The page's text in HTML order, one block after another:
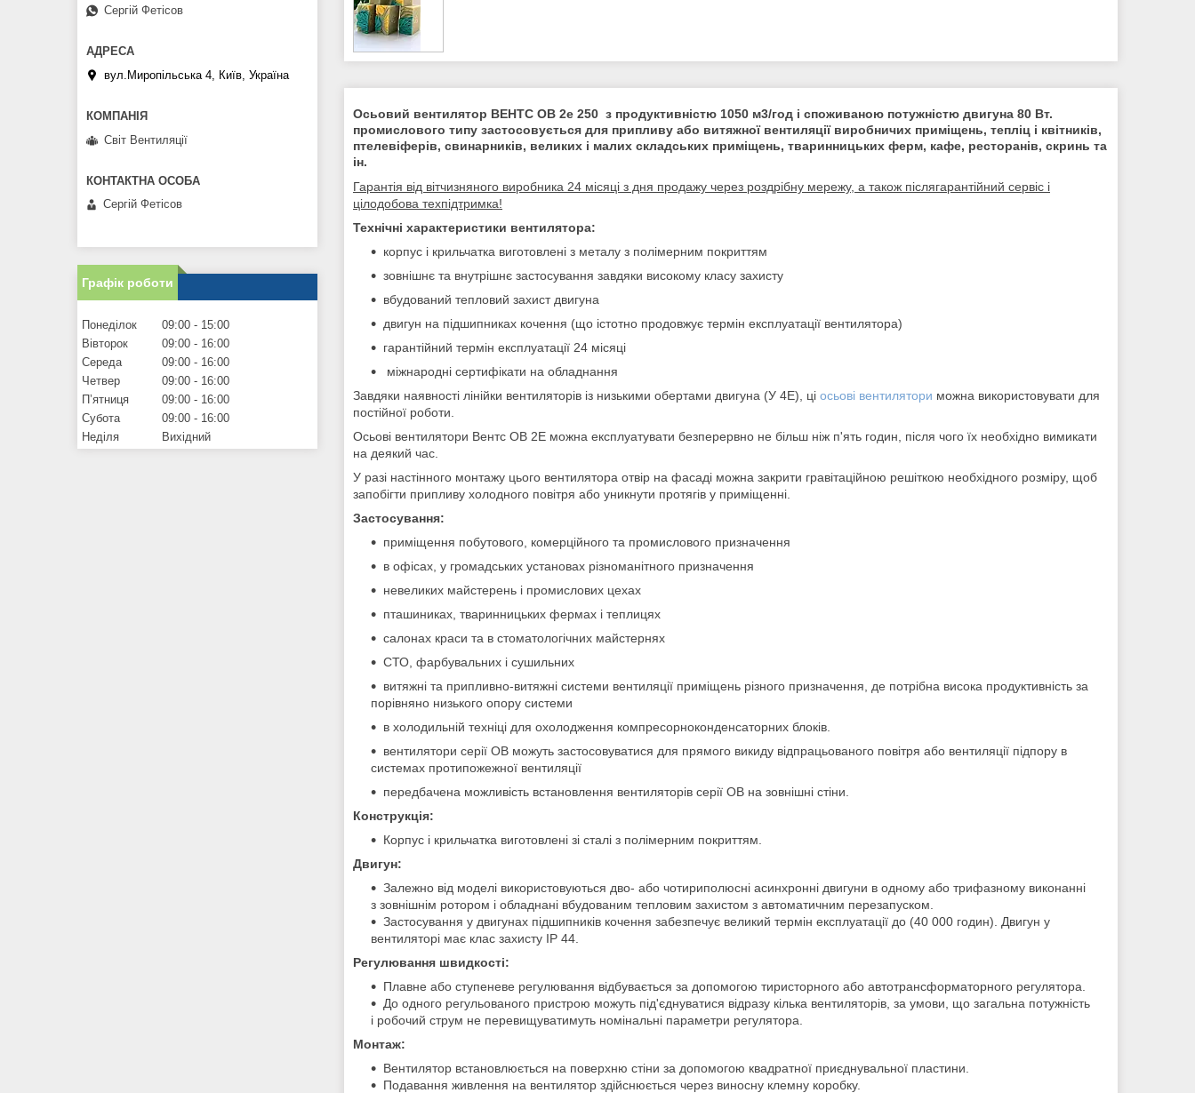
Осьовий вентилятор ВЕНТС ОВ 2е 250 з продуктивністю 1050 м3/год і споживаною потужністю двигуна 80 Вт.
промислового типу застосовується для припливу або витяжної вентиляції виробничих приміщень, тепліц і квітників,
птелевіферів, свинарників, великих і малих складських приміщень, тваринницьких ферм, кафе, ресторанів, скринь та
ін.
Гарантія від вітчизняного виробника 24 місяці з дня продажу через роздрібну мережу, а також післягарантійний сервіс і
цілодобова техпідтримка!
Технічні характеристики вентилятора:
корпус і крильчатка виготовлені з металу з полімерним покриттям
зовнішнє та внутрішнє застосування завдяки високому класу захисту
вбудований тепловий захист двигуна
двигун на підшипниках кочення (що істотно продовжує термін експлуатації вентилятора)
гарантійний термін експлуатації 24 місяці
міжнародні сертифікати на обладнання
Завдяки наявності лінійки вентиляторів із низькими обертами двигуна (У 4Е), ці осьові вентилятори можна використовувати для
постійної роботи.
Осьові вентилятори Вентс ОВ 2Е можна експлуатувати безперервно не більш ніж п'ять годин, після чого їх необхідно вимикати
на деякий час.
У разі настінного монтажу цього вентилятора отвір на фасаді можна закрити гравітаційною решіткою необхідного розміру, щоб
запобігти припливу холодного повітря або уникнути протягів у приміщенні.
Застосування:
приміщення побутового, комерційного та промислового призначення
в офісах, у громадських установах різноманітного призначення
невеликих майстерень і промислових цехах
пташиниках, тваринницьких фермах і теплицях
салонах краси та в стоматологічних майстернях
СТО, фарбувальних і сушильних
витяжні та припливно-витяжні системи вентиляції приміщень різного призначення, де потрібна висока продуктивність за
порівняно низького опору системи
в холодильній техніці для охолодження компресорноконденсаторних блоків.
вентилятори серії ОВ можуть застосовуватися для прямого викиду відпрацьованого повітря або вентиляції підпору в
системах протипожежної вентиляції
передбачена можливість встановлення вентиляторів серії ОВ на зовнішні стіни.
Конструкція:
Корпус і крильчатка виготовлені зі сталі з полімерним покриттям.
Двигун:
Залежно від моделі використовуються дво- або чотириполюсні асинхронні двигуни в одному або трифазному виконанні
з зовнішнім ротором і обладнані вбудованим тепловим захистом з автоматичним перезапуском.
Застосування у двигунах підшипників кочення забезпечує великий термін експлуатації до (40 000 годин). Двигун у
вентиляторі має клас захисту IP 44.
Регулювання швидкості:
Плавне або ступеневе регулювання відбувається за допомогою тиристорного або автотрансформаторного регулятора.
До одного регульованого пристрою можуть під'єднуватися відразу кілька вентиляторів, за умови, що загальна потужність
і робочий струм не перевищуватимуть номінальні параметри регулятора.
Монтаж:
Вентилятор встановлюється на поверхню стіни за допомогою квадратної приєднувальної пластини.
Подавання живлення на вентилятор здійснюється через виносну клемну коробку.
Сергій Фетісов
вул.Миропільська 4, Київ, Україна
Світ Вентиляції
Сергій Фетісов
Графік роботи
Понеділок 09:00
15:00
Вівторок
09:00
16:00
Середа
09:00
16:00
Четвер
09:00
16:00
Пʼятниця
09:00
16:00
Субота
09:00
16:00
Неділя
Вихідний